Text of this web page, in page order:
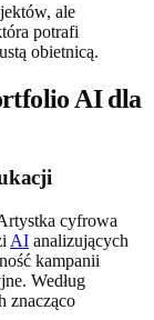
ale
potrafi
obietnicą.
AI dla
cyfrowa
AI analizujących
kampanii
Według
znacząco